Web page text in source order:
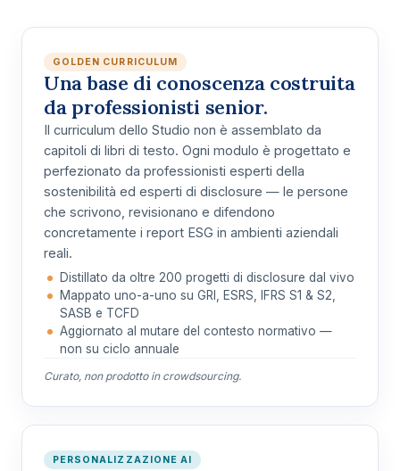
GOLDEN CURRICULUM
Una base di conoscenza costruita
da professionisti senior.
Il curriculum dello Studio non è assemblato da
capitoli di libri di testo. Ogni modulo è progettato e
perfezionato da professionisti esperti della
sostenibilità ed esperti di disclosure — le persone
che scrivono, revisionano e difendono
concretamente i report ESG in ambienti aziendali
reali.
Distillato da oltre 200 progetti di disclosure dal vivo
Mappato uno-a-uno su GRI, ESRS, IFRS S1 & S2,
SASB e TCFD
Aggiornato al mutare del contesto normativo —
non su ciclo annuale
Curato, non prodotto in crowdsourcing.
PERSONALIZZAZIONE AI